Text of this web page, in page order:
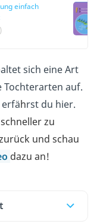
einfach
sich eine Art
Tochterarten auf.
hrst du hier.
zu
und schau
dazu an!